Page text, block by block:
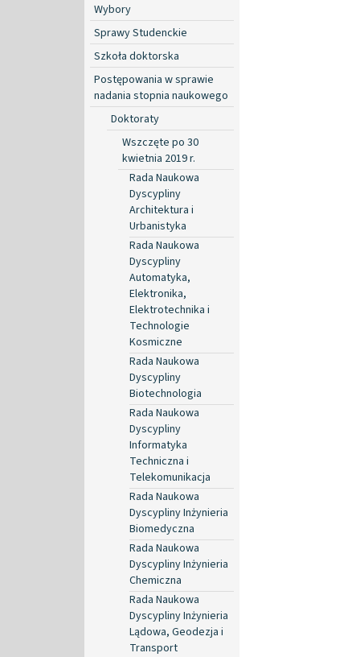
Wybory
Sprawy Studenckie
Szkoła doktorska
Postępowania w sprawie
nadania stopnia naukowego
Doktoraty
Wszczęte po 30
kwietnia 2019 r.
Rada Naukowa
Dyscypliny
Architektura i
Urbanistyka
Rada Naukowa
Dyscypliny
Automatyka,
Elektronika,
Elektrotechnika i
Technologie
Kosmiczne
Rada Naukowa
Dyscypliny
Biotechnologia
Rada Naukowa
Dyscypliny
Informatyka
Techniczna i
Telekomunikacja
Rada Naukowa
Dyscypliny Inżynieria
Biomedyczna
Rada Naukowa
Dyscypliny Inżynieria
Chemiczna
Rada Naukowa
Dyscypliny Inżynieria
Lądowa, Geodezja i
Transport